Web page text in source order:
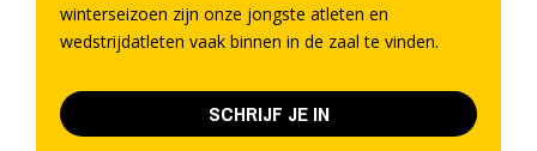
winterseizoen zijn onze jongste atleten en
wedstrijdatleten vaak binnen in de zaal te vinden.
SCHRIJF JE IN